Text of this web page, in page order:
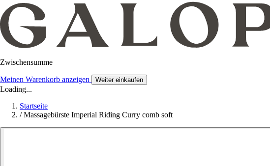
Zwischensumme
Meinen Warenkorb anzeigen Weiter einkaufen
Loading...
Startseite
/ Massagebürste Imperial Riding Curry comb soft